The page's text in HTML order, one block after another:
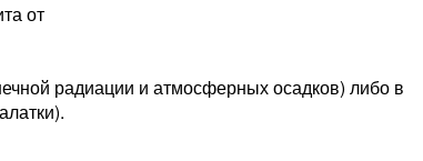
от
радиации и атмосферных осадков) либо в